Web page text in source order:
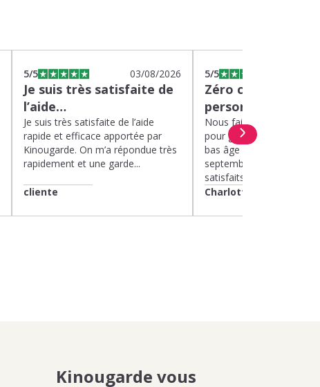
5/5 03/08/2026
Je suis très satisfaite de
l’aide…
Je suis très satisfaite de l’aide
rapide et efficace apportée par
Kinougarde. On m’a répondue très
rapidement et une garde...
cliente
5/5
Zéro charge
personnel de
Nous faisons appel à
pour garder nos deux
bas âge le mercredi
septembre 2025. Nous
satisfaits....
Charlotte
Kinougarde vous